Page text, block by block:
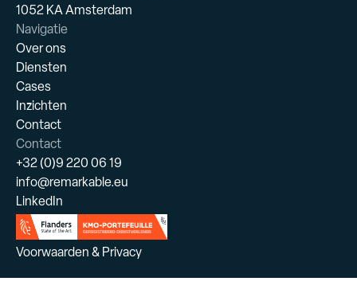
1052 KA Amsterdam
Navigatie
Over ons
Diensten
Cases
Inzichten
Contact
Contact
+32 (0)9 220 06 19
info@remarkable.eu
LinkedIn
Voorwaarden & Privacy